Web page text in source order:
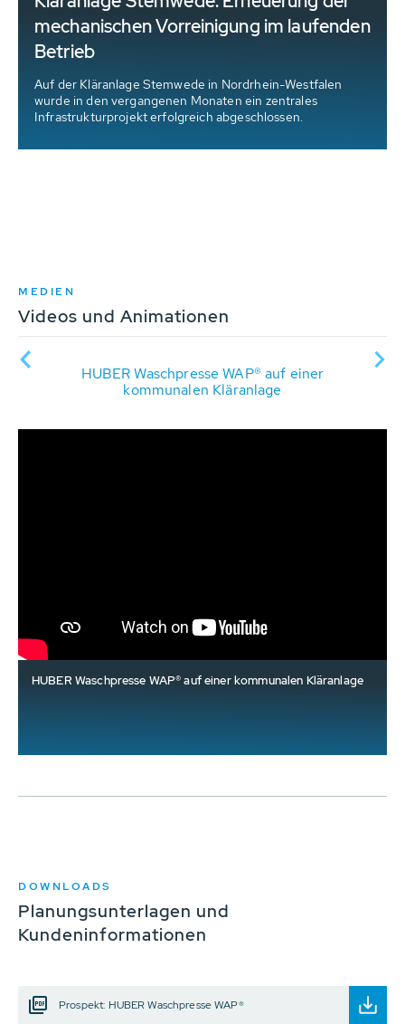
mechanischen Vorreinigung im laufenden
Betrieb
Auf der Kläranlage Stemwede in Nordrhein-Westfalen
wurde in den vergangenen Monaten ein zentrales
Infrastrukturprojekt erfolgreich abgeschlossen.
MEDIEN
Videos und Animationen
HUBER Waschpresse WAP® auf einer
kommunalen Kläranlage
HUBER Waschpresse WAP® auf einer kommunalen Kläranlage
DOWNLOADS
Planungsunterlagen und
Kundeninformationen
Prospekt: HUBER Waschpresse WAP®